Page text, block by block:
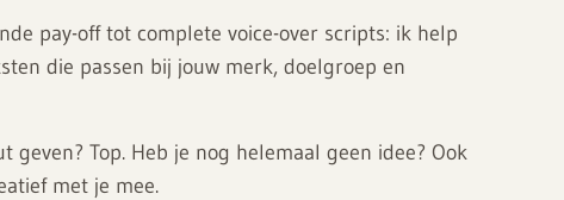
pay-off tot complete voice-over scripts: ik help
die passen bij jouw merk, doelgroep en
geven? Top. Heb je nog helemaal geen idee? Ook
met je mee.